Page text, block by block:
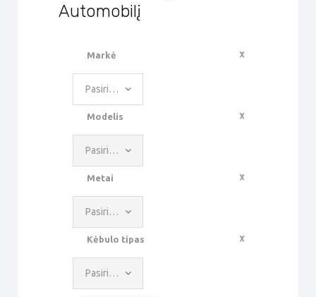
Automobilį
Markė
Pasirinkite reikšmę
Modelis
Pasirinkite reikšmę
Metai
Pasirinkite reikšmę
Kėbulo tipas
Pasirinkite reikšmę